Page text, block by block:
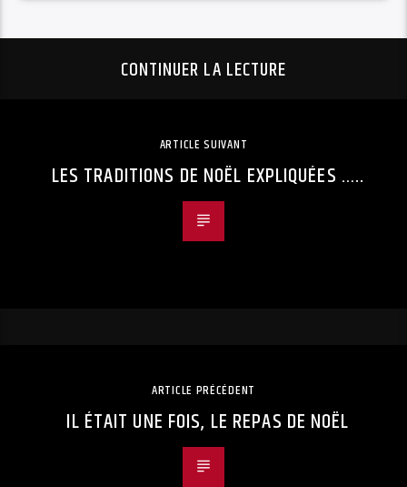
CONTINUER LA LECTURE
ARTICLE SUIVANT
LES TRADITIONS DE NOËL EXPLIQUÉES …..
ARTICLE PRÉCÉDENT
IL ÉTAIT UNE FOIS, LE REPAS DE NOËL